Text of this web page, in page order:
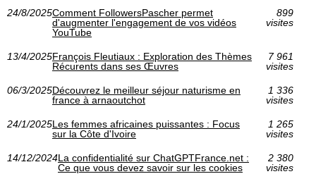
24/8/2025Comment FollowersPascher permet
d'augmenter l'engagement de vos vidéos
YouTube
899
visites
13/4/2025François Fleutiaux : Exploration des Thèmes
Récurents dans ses Œuvres
7 961
visites
06/3/2025Découvrez le meilleur séjour naturisme en
france à arnaoutchot
1 336
visites
24/1/2025Les femmes africaines puissantes : Focus
sur la Côte d'Ivoire
1 265
visites
14/12/2024La confidentialité sur ChatGPTFrance.net :
Ce que vous devez savoir sur les cookies
2 380
visites